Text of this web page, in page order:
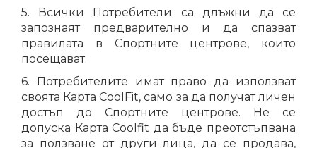
5. Всички Потребители са длъжни да се
запознаят предварително и да спазват
правилата в Спортните центрове, които
посещават.
6. Потребителите имат право да използват
своята Карта CoolFit, само за да получат личен
достъп до Спортните центрове. Не се
допуска Карта Coolfit да бъде преотстъпвана
за ползване от други лица, да се продава,